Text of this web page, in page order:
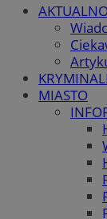
MIASTO